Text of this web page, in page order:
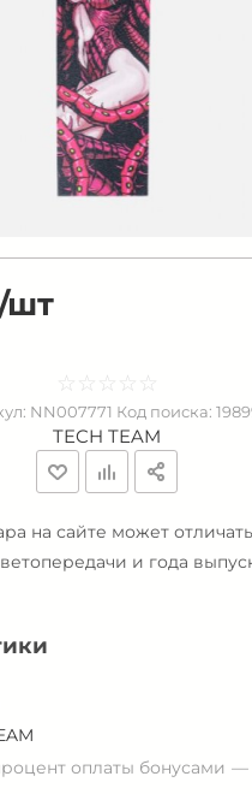
шт
☆ ☆ ☆ ☆ ☆
★ ★ ★ ★ ★
NN007771 Код поиска:
TECH TEAM
на сайте может
и года
оплаты бонусами